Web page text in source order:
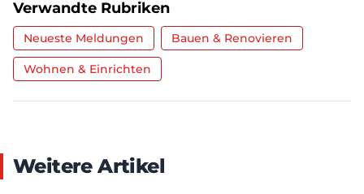
Verwandte Rubriken
Neueste Meldungen Bauen & Renovieren
Wohnen & Einrichten
Weitere Artikel